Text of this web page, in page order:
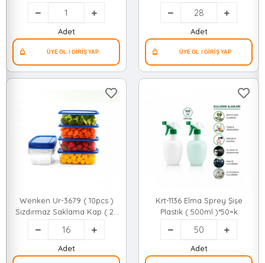
Tombul & Plastik ) Boş Sprey
Püskürtücü Şişe *100
Adet
Adet
Wenken Ur-3679 ( 10pcs )
Sızdırmaz Saklama Kap ( 2lt
)*16=k
Adet
Krt-1136 Elma Sprey Şişe
Plastik ( 500ml )*50=k
Adet